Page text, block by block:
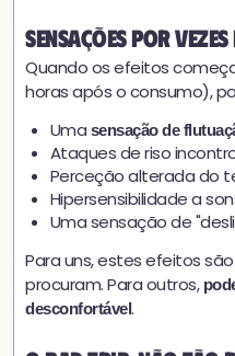
Sensações por
Quando os efeitos
horas após o consumo),
Uma sensação de
Ataques de riso
Perceção alterada do
Hipersensibilidade a
Uma sensação de
Para uns, estes efeitos
procuram. Para outros,
desconfortável.